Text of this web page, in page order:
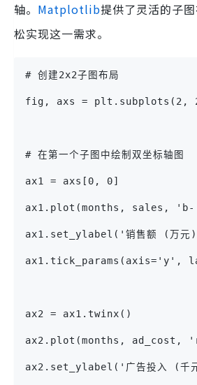
轴。 Matplotlib提供了灵活的子
松实现这一需求。
# 创建2x2子图布局
fig, axs = plt.subplots(2,
# 在第一个子图中绘制双坐标轴图
ax1 = axs[0, 0]
ax1.plot(months, sales,
ax1.set_ylabel('销售额 (万
ax1.tick_params(axis='y',
ax2 = ax1.twinx()
ax2.plot(months, ad_cost,
ax2.set_ylabel('广告投入 (